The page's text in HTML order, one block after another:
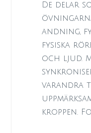
De delar
andning,
fysiska
och ljud.
varandra
kroppen.